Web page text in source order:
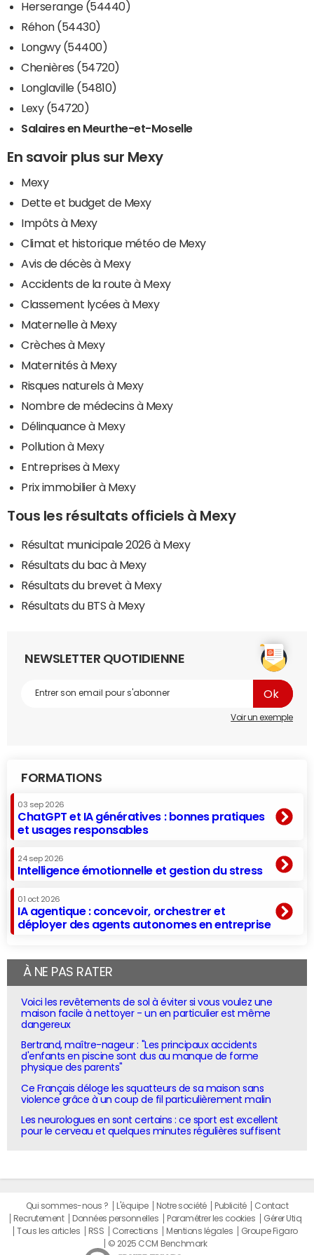
Herserange (54440)
Réhon (54430)
Longwy (54400)
Chenières (54720)
Longlaville (54810)
Lexy (54720)
Salaires en Meurthe-et-Moselle
En savoir plus sur Mexy
Mexy
Dette et budget de Mexy
Impôts à Mexy
Climat et historique météo de Mexy
Avis de décès à Mexy
Accidents de la route à Mexy
Classement lycées à Mexy
Maternelle à Mexy
Crèches à Mexy
Maternités à Mexy
Risques naturels à Mexy
Nombre de médecins à Mexy
Délinquance à Mexy
Pollution à Mexy
Entreprises à Mexy
Prix immobilier à Mexy
Tous les résultats officiels à Mexy
Résultat municipale 2026 à Mexy
Résultats du bac à Mexy
Résultats du brevet à Mexy
Résultats du BTS à Mexy
NEWSLETTER QUOTIDIENNE
Voir un exemple
FORMATIONS
03 sep 2026
ChatGPT et IA génératives : bonnes pratiques
et usages responsables
24 sep 2026
Intelligence émotionnelle et gestion du stress
01 oct 2026
IA agentique : concevoir, orchestrer et
déployer des agents autonomes en entreprise
À NE PAS RATER
Voici les revêtements de sol à éviter si vous voulez une
maison facile à nettoyer - un en particulier est même
dangereux
Bertrand, maître-nageur : "Les principaux accidents
d'enfants en piscine sont dus au manque de forme
physique des parents"
Ce Français déloge les squatteurs de sa maison sans
violence grâce à un coup de fil particulièrement malin
Les neurologues en sont certains : ce sport est excellent
pour le cerveau et quelques minutes régulières suffisent
Qui sommes-nous ? L'équipe Notre société Publicité
Contact
Recrutement
Données personnelles Paramétrer les cookies
Gérer Utiq
Tous les articles
RSS Corrections Mentions légales
Groupe Figaro
© 2025 CCM Benchmark